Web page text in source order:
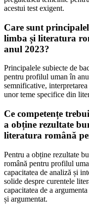
acestui test exigent.
Care sunt
limba și literatura
anul 2023?
Principalele subiecte de
pentru profilul uman în
semnificative,
unor teme specifice din
Ce competențe
a obține rezultate
literatura română
Pentru a obține rezultate
română pentru profilul
capacitatea de analiză și
solide despre curentele
capacitatea de a
și argumentat.